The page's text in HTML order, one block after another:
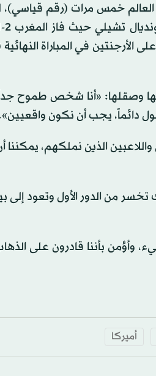
العالم خمس مرات (رقم
وصقلها: «أنا شخص طموح جداً.
دائماً، يجب أن نكون
واللاعبين الذين نملكهم،
من الدور الأول وتعود إلى
وأؤمن بأننا قادرون على
أميركا